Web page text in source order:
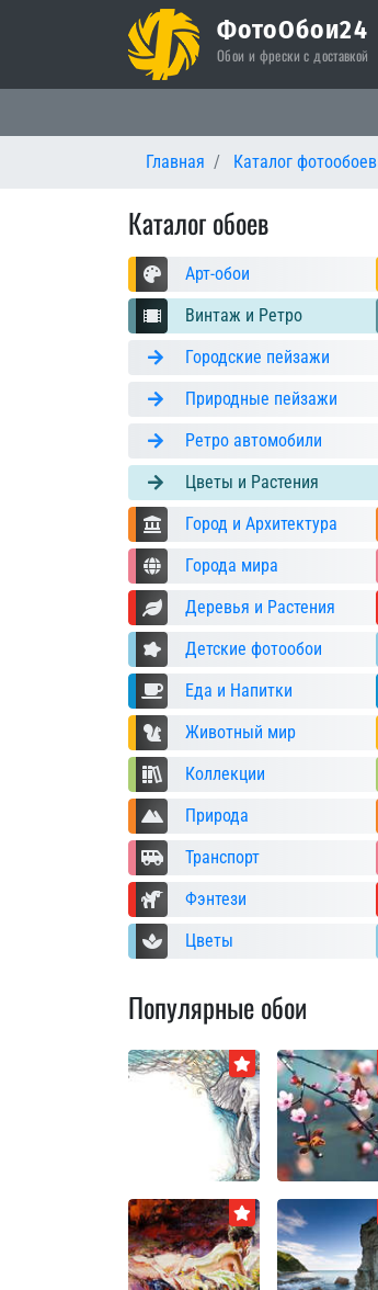
ФотоОбои24
Обои и фрески с доставкой
Главная Каталог фотообоев
Каталог обоев
Арт-обои
Винтаж и Ретро
Городские пейзажи
Природные пейзажи
Ретро автомобили
Цветы и Растения
Город и Архитектура
Города мира
Деревья и Растения
Детские фотообои
Еда и Напитки
Животный мир
Коллекции
Природа
Транспорт
Фэнтези
Цветы
Популярные обои